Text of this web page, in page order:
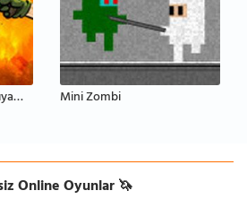
Mass Mayhem Zombi Kıyameti Mini Zombi
Online Oyunlar 🦄